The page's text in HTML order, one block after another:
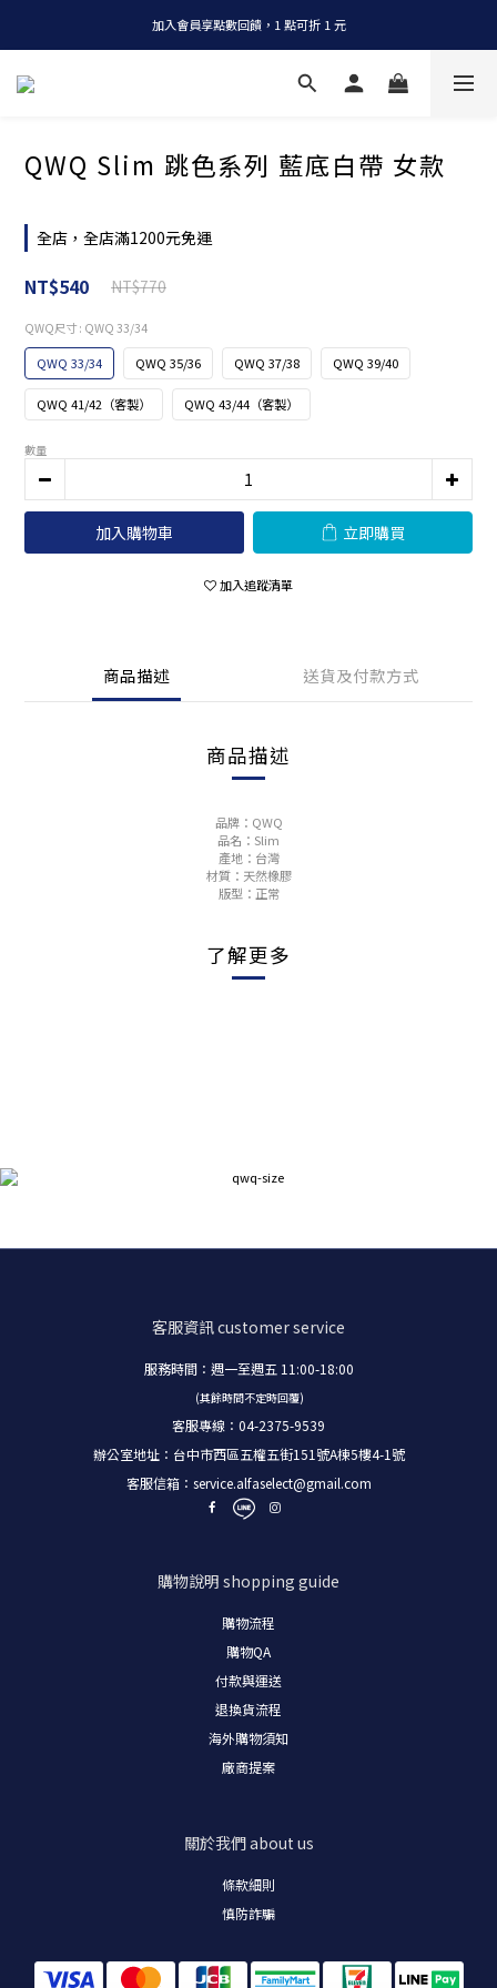
全店消費滿 NT$1200，即享免運
加入會員享點數回饋，1 點可折 1 元
全店消費滿 NT$1200，即享免運
QWQ Slim 跳色系列 藍底白帶 女款
全店，全店滿1200元免運
NT$540 NT$770
QWQ尺寸 : QWQ 33/34
QWQ 33/34 QWQ 35/36 QWQ 37/38 QWQ 39/40
QWQ 41/42（客製） QWQ 43/44（客製）
數量
加入購物車 立即購買
加入追蹤清單
商品描述 送貨及付款方式
商品描述
品牌：QWQ
品名：Slim
產地：台灣
材質：天然橡膠
版型：正常
了解更多
客服資訊customer service
服務時間：週一至週五 11:00-18:00
(其餘時間不定時回覆)
客服專線：04-2375-9539
辦公室地址：台中市西區五權五街151號A棟5樓4-1號
客服信箱： service.alfaselect@gmail.com
購物說明 shopping guide
購物流程
購物QA
付款與運送
退換貨流程
海外購物須知
廠商提案
關於我們about us
條款細則
慎防詐騙